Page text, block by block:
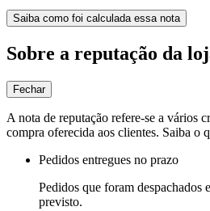
Saiba como foi calculada essa nota
Sobre a reputação da
Fechar
A nota de reputação refere-se a vários
compra oferecida aos clientes. Saiba o
Pedidos entregues no prazo
Pedidos que foram despachados
previsto.